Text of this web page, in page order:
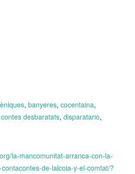
, banyeres, cocentaina,
contes desbaratats, disparatario,
la-mancomunitat-arranca-con-la-
de-lalcoia-y-el-comtat/?